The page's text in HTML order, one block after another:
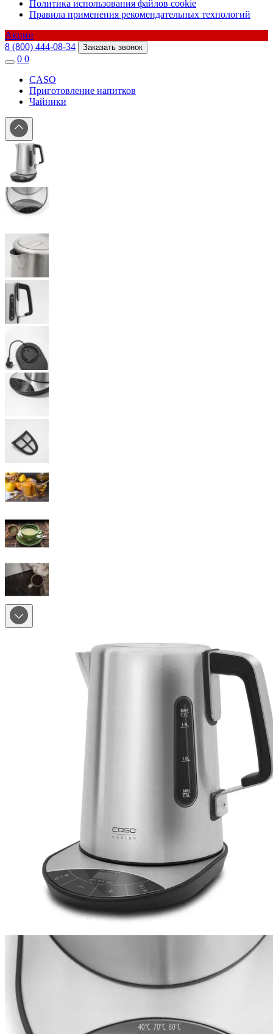
Политика использования файлов cookie
Правила применения рекомендательных технологий
Акции
8 (800) 444-08-34
Заказать звонок
0 0
CASO
Приготовление напитков
Чайники